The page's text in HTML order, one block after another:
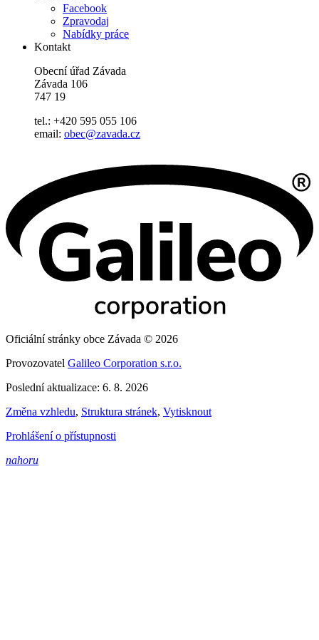
Facebook
Zpravodaj
Nabídky práce
Kontakt
Obecní úřad Závada
Závada 106
747 19
tel.: +420 595 055 106
email: obec@zavada.cz
Oficiální stránky obce Závada © 2026
Provozovatel Galileo Corporation s.r.o.
Poslední aktualizace: 6. 8. 2026
Změna vzhledu, Struktura stránek, Vytisknout
Prohlášení o přístupnosti
nahoru